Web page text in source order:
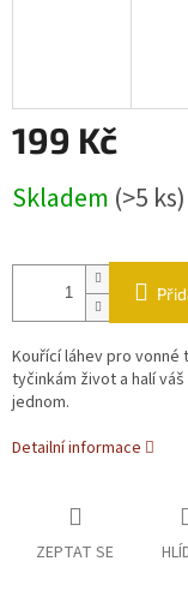
199 Kč
Skladem (>5 ks)
Kouřící láhev pro vonné
tyčinkám život a halí
jednom.
Detailní informace
ZEPTAT SE